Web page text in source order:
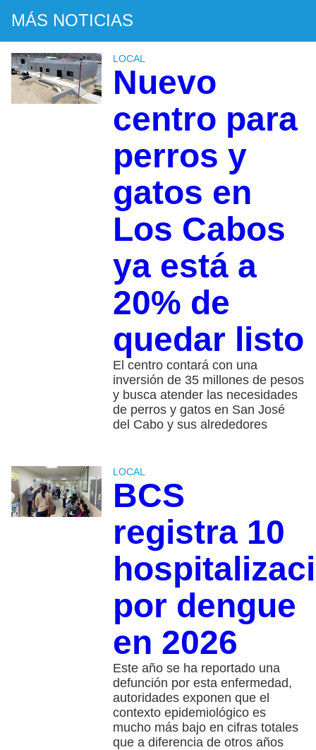
MÁS NOTICIAS
LOCAL
Nuevo
centro para
perros y
gatos en
Los Cabos
ya está a
20% de
quedar listo
El centro contará con una
inversión de 35 millones de pesos
y busca atender las necesidades
de perros y gatos en San José
del Cabo y sus alrededores
LOCAL
BCS
registra 10
por dengue
en 2026
Este año se ha reportado una
defunción por esta enfermedad,
autoridades exponen que el
contexto epidemiológico es
mucho más bajo en cifras totales
que a diferencia de otros años